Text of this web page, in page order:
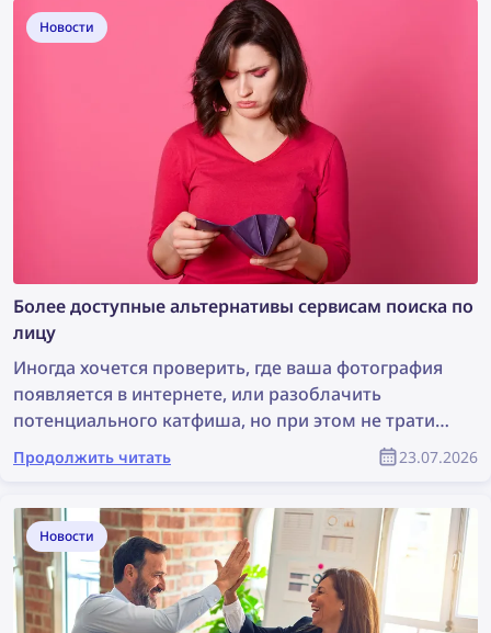
использовать для отправки запросов на удаление
контента по DMCA сайтам, где были найдены
изображения. Продолжайте читать, чтобы узнать,
как удалить свои изображения с любого сайта с
помощью DMCA-ассистента lenso.ai.
Новости
Более доступные альтернативы сервисам поиска по
лицу
Иногда хочется проверить, где ваша фотография
появляется в интернете, или разоблачить
потенциального катфиша, но при этом не тратить
целое состояние на сервис поиска по лицу.
Давайте рассмотрим несколько более доступных
эффективными.
Продолжить читать 23.07.2026
Новости